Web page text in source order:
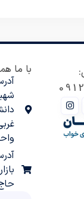
با ما